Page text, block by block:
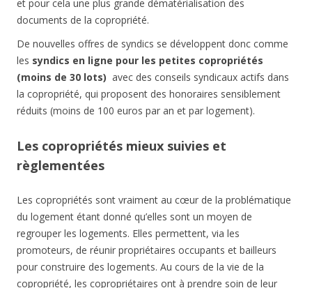
et pour cela une plus grande dématérialisation des
documents de la copropriété.
De nouvelles offres de syndics se développent donc comme
les syndics en ligne pour les petites copropriétés
(moins de 30 lots) avec des conseils syndicaux actifs dans
la copropriété, qui proposent des honoraires sensiblement
réduits (moins de 100 euros par an et par logement).
Les copropriétés mieux suivies et
règlementées
Les copropriétés sont vraiment au cœur de la problématique
du logement étant donné qu’elles sont un moyen de
regrouper les logements. Elles permettent, via les
promoteurs, de réunir propriétaires occupants et bailleurs
pour construire des logements. Au cours de la vie de la
copropriété, les copropriétaires ont à prendre soin de leur